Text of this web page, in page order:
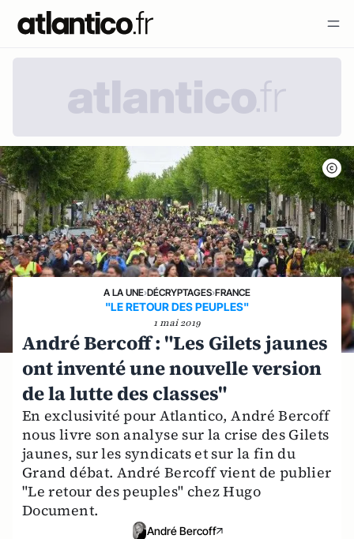
A LA UNE›DÉCRYPTAGES›FRANCE
"LE RETOUR DES PEUPLES"
1 mai 2019
André Bercoff : "Les Gilets jaunes
ont inventé une nouvelle version
de la lutte des classes"
En exclusivité pour Atlantico, André Bercoff
nous livre son analyse sur la crise des Gilets
jaunes, sur les syndicats et sur la fin du
Grand débat. André Bercoff vient de publier
"Le retour des peuples" chez Hugo
Document.
André Bercoff